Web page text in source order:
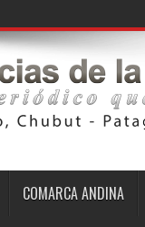
COMARCA ANDINA